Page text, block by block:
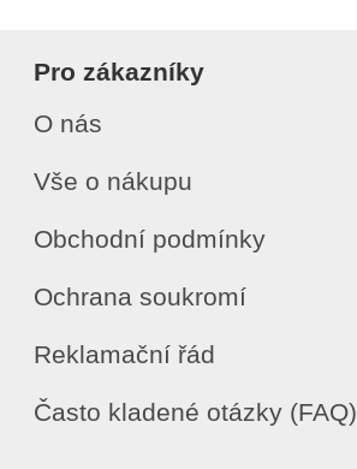
Pro zákazníky
O nás
Vše o nákupu
Obchodní podmínky
Ochrana soukromí
Reklamační řád
Často kladené otázky (FAQ)